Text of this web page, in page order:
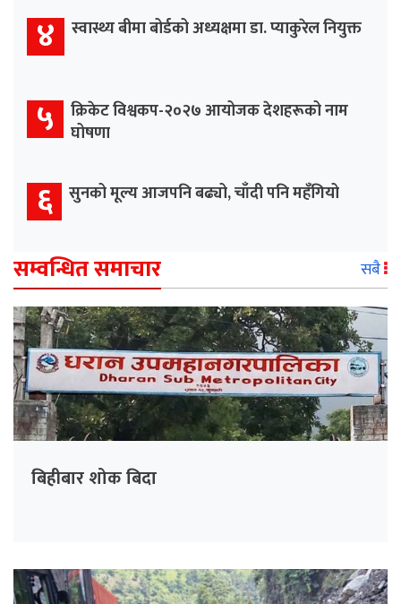
४ स्वास्थ्य बीमा बोर्डको अध्यक्षमा डा. प्याकुरेल नियुक्त
५
क्रिकेट विश्वकप-२०२७ आयोजक देशहरूको नाम
घोषणा
६ सुनको मूल्य आजपनि बढ्यो, चाँदी पनि महँगियो
सम्वन्धित समाचार सबै
बिहीबार शोक बिदा